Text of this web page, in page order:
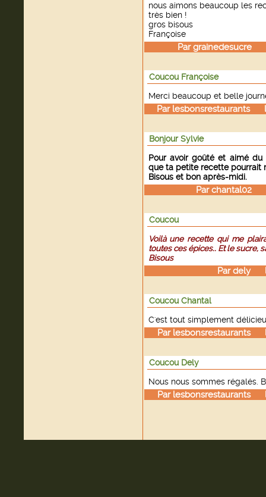
nous aimons beaucoup les
très bien !
gros bisous
Françoise
Pargrainedesucrele
Coucou Françoise
Merci beaucoup et belle
Par lesbonsrestaurantsle
Bonjour Sylvie
Pour avoir goûté et aimé du
que ta petite recette pourrait
Bisous et bon après-midi.
Parchantal02le
Coucou
Voilà une recette qui me
toutes ces épices.. Et le sucre,
Bisous
Pardelyle
Coucou Chantal
C'est tout simplement
Par lesbonsrestaurantsle
Coucou Dely
Nous nous sommes régalés.
Par lesbonsrestaurantsle